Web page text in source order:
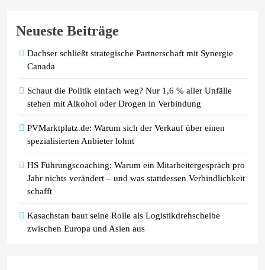
Neueste Beiträge
Dachser schließt strategische Partnerschaft mit Synergie
Canada
Schaut die Politik einfach weg? Nur 1,6 % aller Unfälle
stehen mit Alkohol oder Drogen in Verbindung
PVMarktplatz.de: Warum sich der Verkauf über einen
spezialisierten Anbieter lohnt
HS Führungscoaching: Warum ein Mitarbeitergespräch pro
Jahr nichts verändert – und was stattdessen Verbindlichkeit
schafft
Kasachstan baut seine Rolle als Logistikdrehscheibe
zwischen Europa und Asien aus